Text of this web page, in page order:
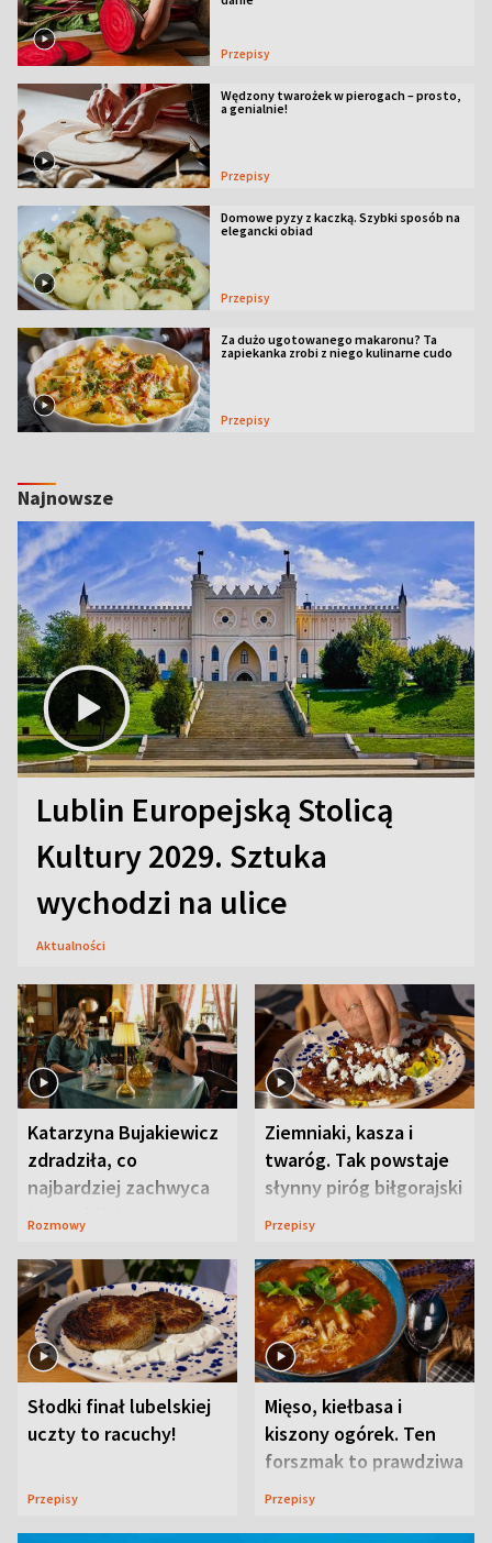
Przepisy
Wędzony twarożek w pierogach – prosto,
a genialnie!
Przepisy
Domowe pyzy z kaczką. Szybki sposób na
elegancki obiad
Przepisy
Za dużo ugotowanego makaronu? Ta
zapiekanka zrobi z niego kulinarne cudo
Przepisy
Najnowsze
Lublin Europejską Stolicą
Kultury 2029. Sztuka
wychodzi na ulice
Aktualności
Katarzyna Bujakiewicz
zdradziła, co
najbardziej zachwyca
ją w Lublinie
Rozmowy
Ziemniaki, kasza i
twaróg. Tak powstaje
słynny piróg biłgorajski
Przepisy
Słodki finał lubelskiej
uczty to racuchy!
Przepisy
Mięso, kiełbasa i
kiszony ogórek. Ten
forszmak to prawdziwa
uczta
Przepisy